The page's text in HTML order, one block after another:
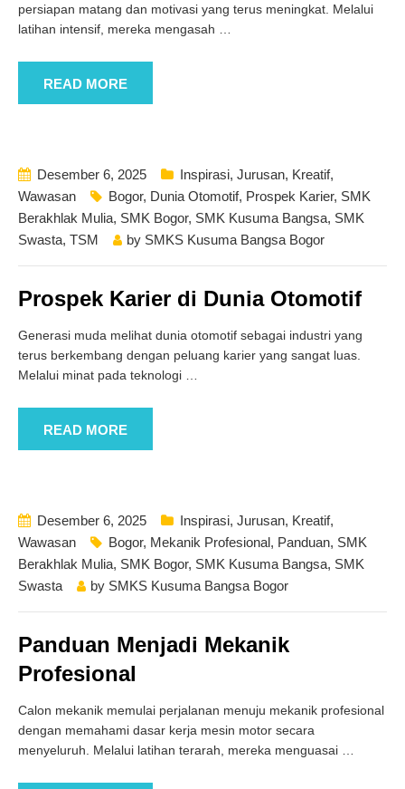
persiapan matang dan motivasi yang terus meningkat. Melalui
latihan intensif, mereka mengasah …
READ MORE
Desember 6, 2025 Inspirasi, Jurusan, Kreatif,
Wawasan
Bogor, Dunia Otomotif, Prospek Karier, SMK
Berakhlak Mulia, SMK Bogor, SMK Kusuma Bangsa, SMK
Swasta, TSM by SMKS Kusuma Bangsa Bogor
Prospek Karier di Dunia Otomotif
Generasi muda melihat dunia otomotif sebagai industri yang
terus berkembang dengan peluang karier yang sangat luas.
Melalui minat pada teknologi …
READ MORE
Desember 6, 2025 Inspirasi, Jurusan, Kreatif,
Wawasan
Bogor, Mekanik Profesional, Panduan, SMK
Berakhlak Mulia, SMK Bogor, SMK Kusuma Bangsa, SMK
Swasta
by SMKS Kusuma Bangsa Bogor
Panduan Menjadi Mekanik
Profesional
Calon mekanik memulai perjalanan menuju mekanik profesional
dengan memahami dasar kerja mesin motor secara
menyeluruh. Melalui latihan terarah, mereka menguasai …